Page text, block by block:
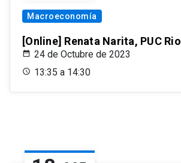
Macroeconomía
[Online] Renata Narita, PUC Rio
24 de Octubre de 2023
13:35 a 14:30